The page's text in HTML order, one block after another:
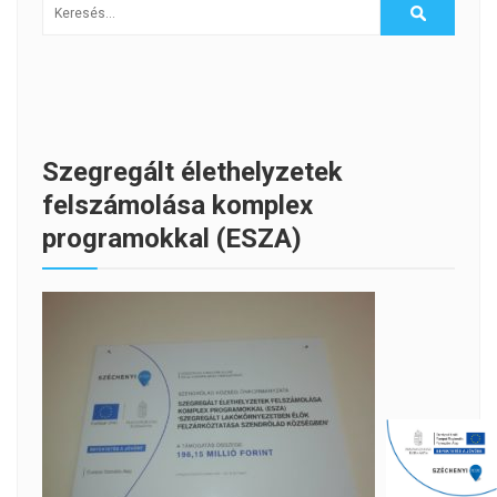
Szegregált élethelyzetek
felszámolása komplex
programokkal (ESZA)